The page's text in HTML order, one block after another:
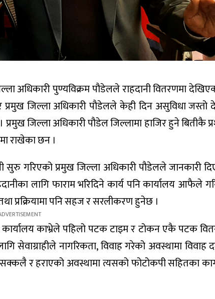
अधिकारी पुण्यविक्रम पौडेलले राहदानी वितरणमा
जिल्ला अधिकारी पौडेलले केही दिन असुविधा जस्तो
जिल्ला अधिकारी पौडेल जिल्लामा हाजिर हुने बितीकै
राखेका छन ।
सुरु गरिएको प्रमुख जिल्ला अधिकारी पौडेलले जानकारी
लागि फाराम भरिदिने कार्य पनि कार्यालय आफैले
प्रक्रियामा पनि सहज र सरलीकरण हुनेछ ।
कार्यालय काभ्रेले पहिलो पटक टाइम र टोकन एकै पटक
नागरिकता, विवाह गरेको अवस्थामा विवाह
र हराएको अवस्थामा त्यसको फोटोकपी सहितका